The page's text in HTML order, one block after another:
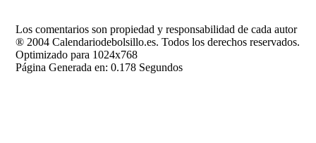
Los comentarios son propiedad y responsabilidad de cada autor
® 2004 Calendariodebolsillo.es. Todos los derechos reservados.
Optimizado para 1024x768
Página Generada en: 0.178 Segundos